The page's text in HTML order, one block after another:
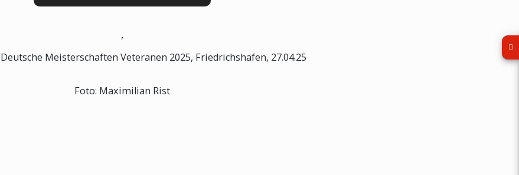
,
Deutsche Meisterschaften Veteranen 2025, Friedrichshafen, 27.04.25
Foto: Maximilian Rist